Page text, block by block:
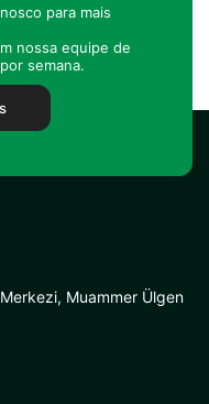
para mais
nossa equipe de
semana.
Muammer Ülgen